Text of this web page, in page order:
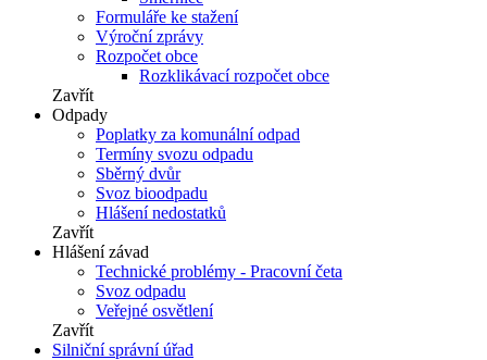
Formuláře ke stažení
Výroční zprávy
Rozpočet obce
Rozklikávací rozpočet obce
Zavřít
Odpady
Poplatky za komunální odpad
Termíny svozu odpadu
Sběrný dvůr
Svoz bioodpadu
Hlášení nedostatků
Zavřít
Hlášení závad
Technické problémy - Pracovní četa
Svoz odpadu
Veřejné osvětlení
Zavřít
Silniční správní úřad